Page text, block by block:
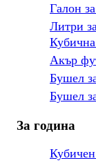
Галон
Литри
Акър
Бушел
Бушел
За година